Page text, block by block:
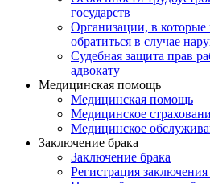
государств
Организации, в
обратиться в случае
Судебная защита прав
адвокату
Медицинская помощь
Медицинская помощь
Медицинское
Медицинское
Заключение брака
Заключение брака
Регистрация заключения